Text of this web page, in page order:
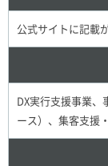
公式サイトに記載
DX実行支援事業
ース）、集客支援